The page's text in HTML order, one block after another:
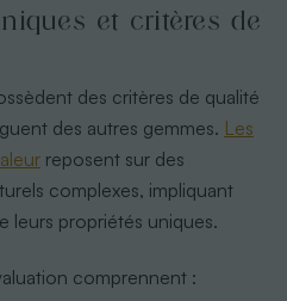
et critères de
des critères de qualité
des autres gemmes. Les
reposent sur des
complexes, impliquant
leurs propriétés uniques.
comprennent :